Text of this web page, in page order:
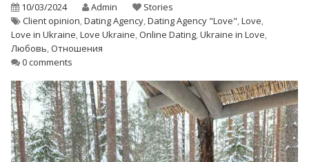
10/03/2024 Admin
Stories
Client opinion,Dating Agency,Dating Agency "Love",Love,
Love in Ukraine,Love Ukraine,Online Dating,Ukraine in Love,
Любовь,Отношения
0 comments